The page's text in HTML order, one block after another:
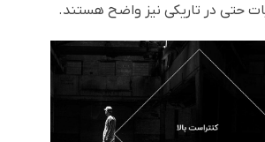
حتی در تاریکی نیز واضح هستند.